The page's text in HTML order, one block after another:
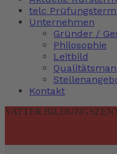
telc
Unternehmen
Gründer /
Philosophie
Leitbild
Kontakt
VATTER